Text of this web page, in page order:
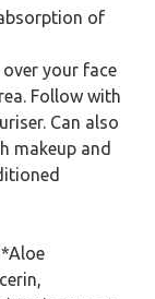
of
your face
Follow with
Can also
makeup and